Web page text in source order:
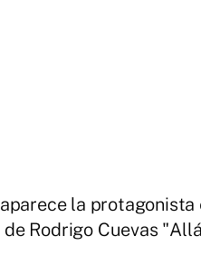
la protagonista
Rodrigo Cuevas